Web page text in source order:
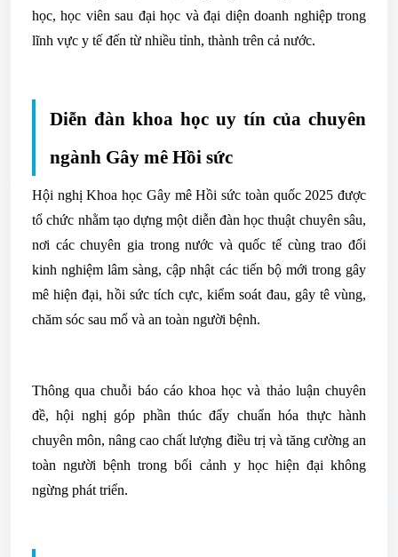
học, học viên sau đại học và đại diện doanh nghiệp trong
lĩnh vực y tế đến từ nhiều tỉnh, thành trên cả nước.
Diễn đàn khoa học uy tín của chuyên
ngành Gây mê Hồi sức
Hội nghị Khoa học Gây mê Hồi sức toàn quốc 2025 được
tổ chức nhằm tạo dựng một diễn đàn học thuật chuyên sâu,
nơi các chuyên gia trong nước và quốc tế cùng trao đổi
kinh nghiệm lâm sàng, cập nhật các tiến bộ mới trong gây
mê hiện đại, hồi sức tích cực, kiểm soát đau, gây tê vùng,
chăm sóc sau mổ và an toàn người bệnh.
Thông qua chuỗi báo cáo khoa học và thảo luận chuyên
đề, hội nghị góp phần thúc đẩy chuẩn hóa thực hành
chuyên môn, nâng cao chất lượng điều trị và tăng cường an
toàn người bệnh trong bối cảnh y học hiện đại không
ngừng phát triển.